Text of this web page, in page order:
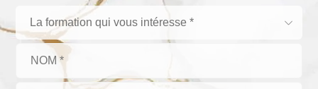
La formation qui vous intéresse *